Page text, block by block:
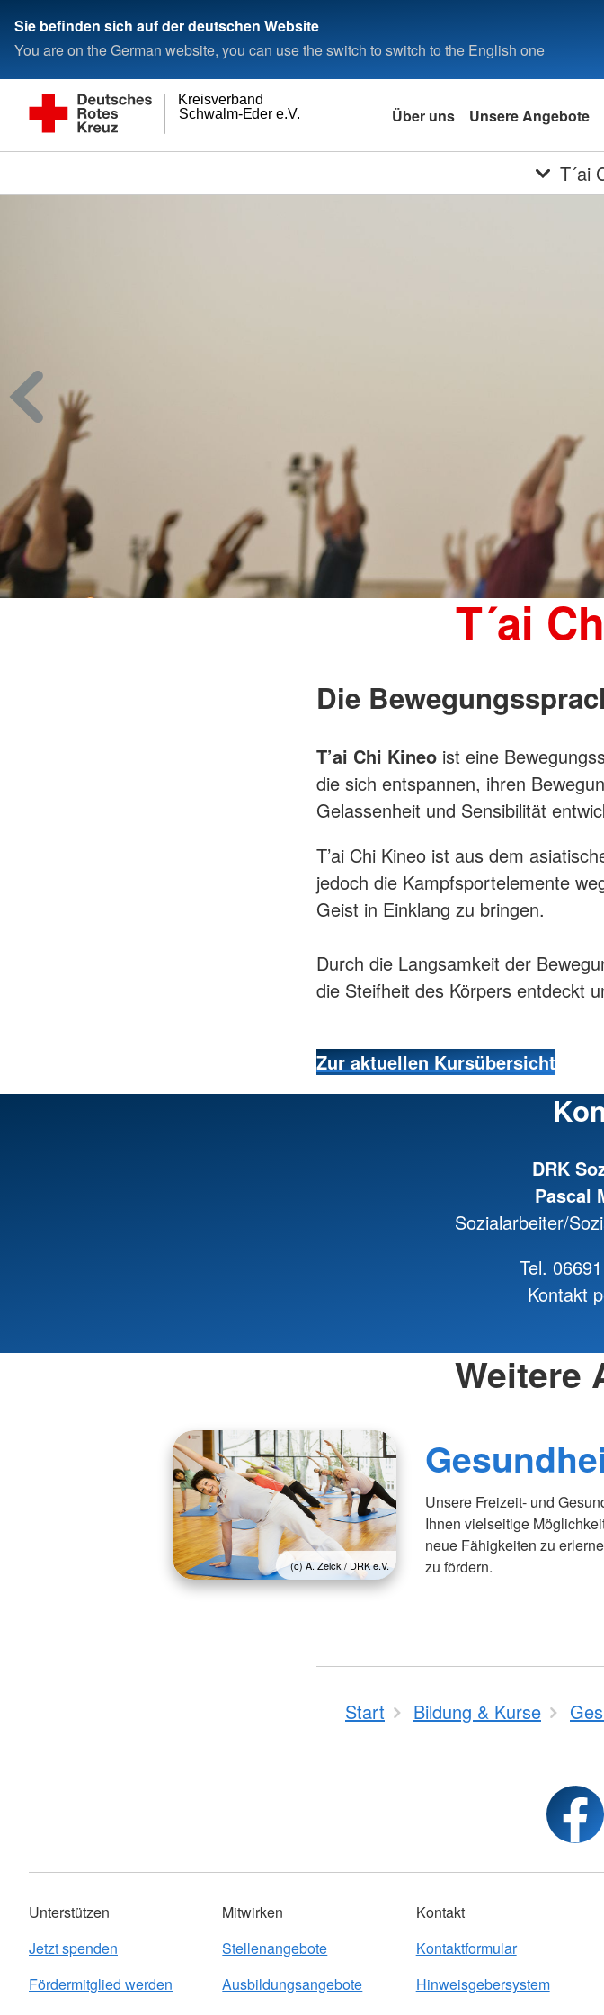
Sie befinden sich auf der deutschen Website
You are on the German website, you can use the switch to switch to the English one
Schwalm-Eder e.V.
Kreisverband
Über uns Unsere Angebote
T´ai
T´ai
Die
T’ai Chi Kineo ist eine
die sich entspannen, ihren
Gelassenheit und Sensibilität
T’ai Chi Kineo ist aus dem
jedoch die Kampfsportelemente
Geist in Einklang zu bringen.
Durch die Langsamkeit der
die Steifheit des Körpers entdeckt
Zur aktuellen Kursübersicht
DRK
Pascal
Sozialarbeiter/
Tel.
Kontakt
Weitere
(c) A. Zelck / DRK e.V.
Unsere Freizeit- und
Ihnen vielseitige
neue Fähigkeiten zu
zu fördern.
Start Bildung & Kurse
Unterstützen
Jetzt spenden
Fördermitglied werden
Mitwirken
Stellenangebote
Ausbildungsangebote
Kontakt
Kontaktformular
Hinweisgebersystem